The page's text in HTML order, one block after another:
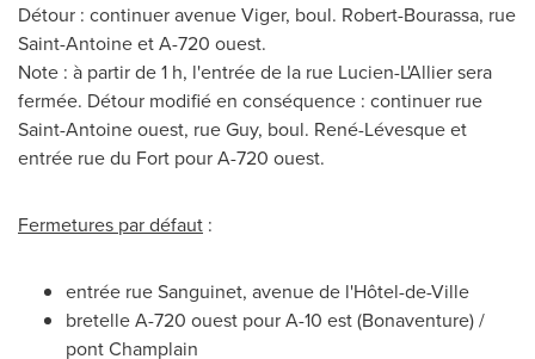
Détour : continuer avenue Viger, boul. Robert-Bourassa, rue
Saint-Antoineet A-720 ouest.
Note : à partir de 1 h, l'entrée de la rue Lucien-L'Allier sera
fermée. Détour modifié en conséquence : continuer rue
Saint-Antoineouest, rue Guy, boul. René-Lévesque et
entrée rue du Fort pour A-720 ouest.
Fermetures par défaut :
entrée rue Sanguinet, avenue de l'Hôtel-de-Ville
bretelle A-720 ouest pour A-10 est (Bonaventure) /
pont Champlain